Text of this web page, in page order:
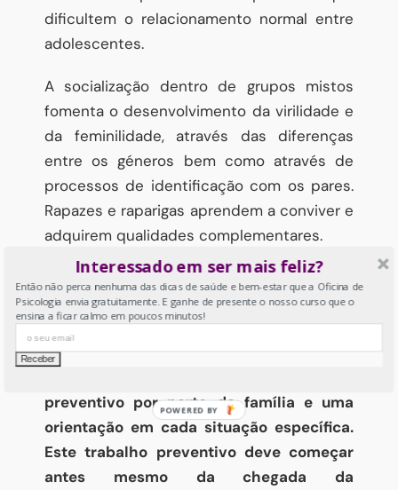
dificultem o relacionamento normal entre
adolescentes.
A socialização dentro de grupos mistos
fomenta o desenvolvimento da virilidade e
da feminilidade, através das diferenças
entre os géneros bem como através de
processos de identificação com os pares.
Rapazes e raparigas aprendem a conviver e
adquirem qualidades complementares.
A missão dos pais não deverá passar
apenas por permitir estes
relacionamentos sem nenhuma
orientação, apoio ou controlo. Existem
preventivo por parte da família e uma
orientação em cada situação específica.
Este trabalho preventivo deve começar
antes mesmo da chegada da
Interessado em ser mais feliz?
Então não perca nenhuma das dicas de saúde e bem-estar que a Oficina de
Psicologia envia gratuitamente. E ganhe de presente o nosso curso que o
ensina a ficar calmo em poucos minutos!